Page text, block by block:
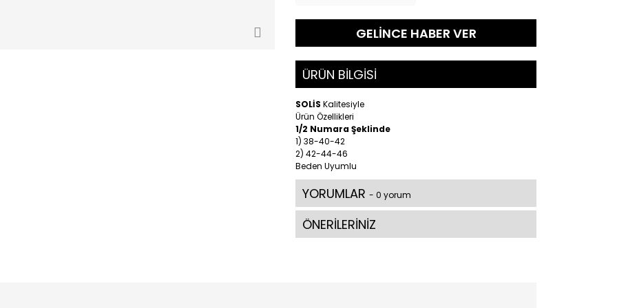
GELİNCE HABER VER
ÜRÜN BİLGİSİ
SOLİS Kalitesiyle
Ürün Özellikleri
1/2 Numara Şeklinde
1) 38-40-42
2) 42-44-46
Beden Uyumlu
YORUMLAR - 0 yorum
ÖNERİLERİNİZ